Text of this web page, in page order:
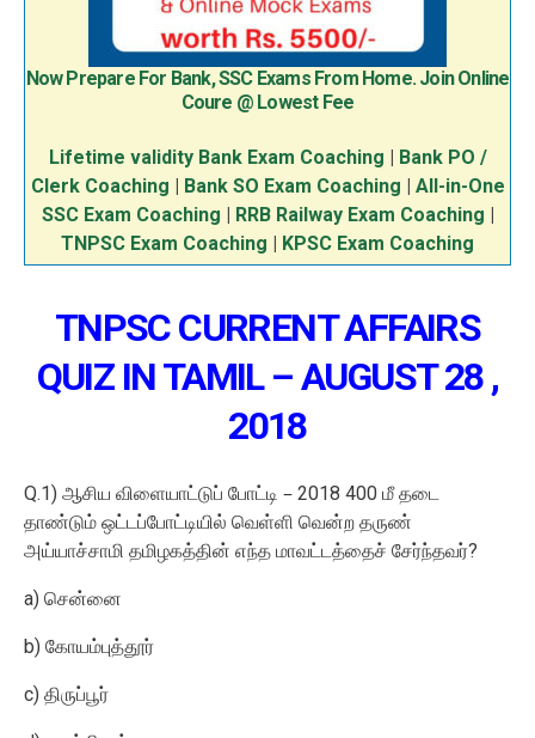
Now Prepare For Bank, SSC Exams From Home. Join Online
Coure @ Lowest Fee
Lifetime validity Bank Exam Coaching
Bank PO /
Clerk Coaching
Bank SO Exam Coaching
All-in-One
SSC Exam Coaching
RRB Railway Exam Coaching
TNPSC Exam Coaching
KPSC Exam Coaching
TNPSC CURRENT AFFAIRS
QUIZ IN TAMIL – AUGUST 28 ,
2018
Q.1) ஆசிய விளையாட்டுப் போட்டி – 2018 400 மீ தடை
தாண்டும் ஒட்டப்போட்டியில் வெள்ளி வென்ற தருண்
அய்யாச்சாமி தமிழகத்தின் எந்த மாவட்டத்தைச் சேர்ந்தவர்?
a) சென்னை
b) கோயம்புத்தூர்
c) திருப்பூர்